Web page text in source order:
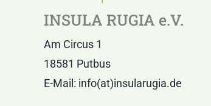
INSULA RUGIA e.V.
Am Circus 1
18581 Putbus
E-Mail: info(at)insularugia.de